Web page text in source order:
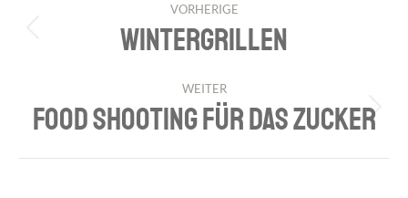
NAVIGATION
VORHERIGE
Previous
WINTERGRILLEN
WEITER
Next
FOOD SHOOTING FÜR DAS ZUCKER